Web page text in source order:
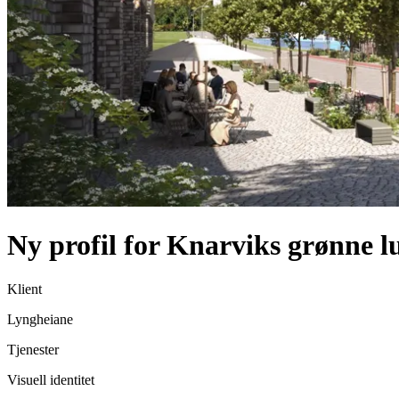
Ny profil for Knarviks grønne
Klient
Lyngheiane
Tjenester
Visuell identitet